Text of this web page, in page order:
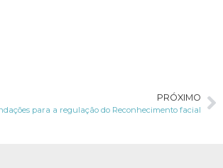
PRÓXIMO
para a regulação do Reconhecimento facial